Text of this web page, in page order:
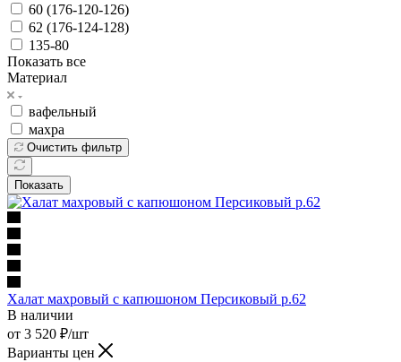
60 (176-120-126)
62 (176-124-128)
135-80
Показать все
Материал
вафельный
махра
Очистить фильтр
Показать
Халат махровый с капюшоном Персиковый р.62
В наличии
от 3 520 ₽/шт
Варианты цен